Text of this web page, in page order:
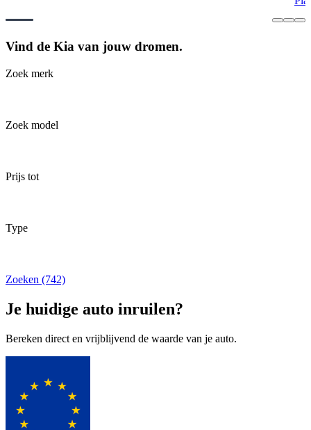
Vind de Kia van jouw dromen.
Zoek merk
Zoek model
Prijs tot
Type
Zoeken (742)
Je huidige auto inruilen?
Bereken direct en vrijblijvend de waarde van je auto.